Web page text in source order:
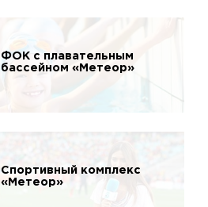
ФОК с плавательным
бассейном «Метеор»
Спортивный комплекс
«Метеор»